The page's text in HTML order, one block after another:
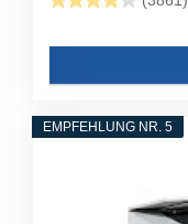
EMPFEHLUNG NR. 5